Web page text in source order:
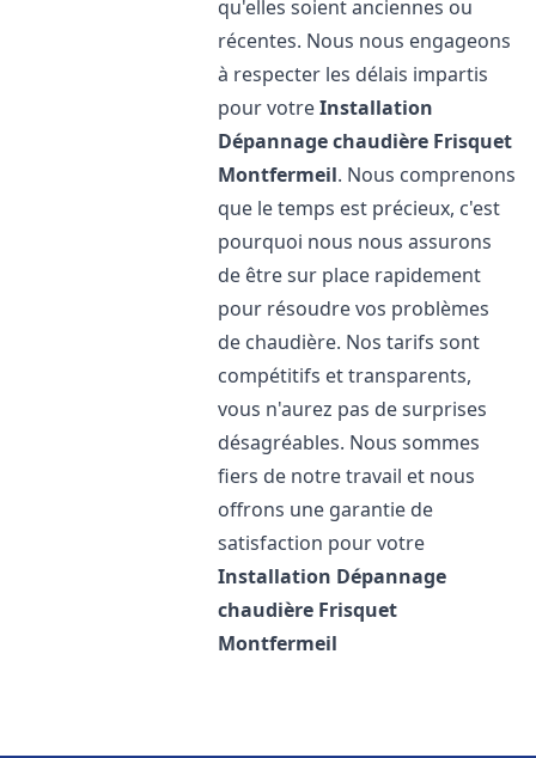
qu'elles soient anciennes ou
récentes. Nous nous engageons
à respecter les délais impartis
pour votreInstallation
Dépannage chaudière Frisquet
Montfermeil. Nous comprenons
que le temps est précieux, c'est
pourquoi nous nous assurons
de être sur place rapidement
pour résoudre vos problèmes
de chaudière. Nos tarifs sont
compétitifs et transparents,
vous n'aurez pas de surprises
désagréables. Nous sommes
fiers de notre travail et nous
offrons une garantie de
satisfaction pour votre
Installation Dépannage
chaudière Frisquet
Montfermeil